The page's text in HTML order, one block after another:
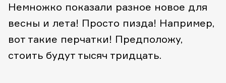
Немножко показали разное новое для
весны и лета! Просто пизда! Например,
вот такие перчатки! Предположу,
стоить будут тысяч тридцать.